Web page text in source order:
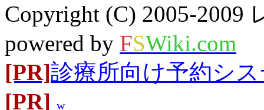
Copyright (C) 2005-2009
powered by FSWiki.com
[PR]診療所向け予約シ
[PR] w